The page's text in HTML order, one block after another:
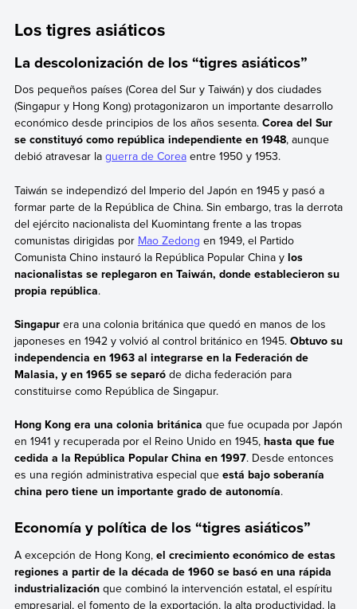
Los tigres asiáticos
La descolonización de los “tigres asiáticos”
Dos pequeños países (Corea del Sur y Taiwán) y dos ciudades
(Singapur y Hong Kong) protagonizaron un importante desarrollo
económico desde principios de los años sesenta. Corea del Sur
se constituyó como república independiente en 1948, aunque
debió atravesar la guerra de Coreaentre 1950 y 1953.
Taiwán se independizó del Imperio del Japón en 1945 y pasó a
formar parte de la República de China. Sin embargo, tras la derrota
del ejército nacionalista del Kuomintang frente a las tropas
comunistas dirigidas por Mao Zedong en 1949, el Partido
Comunista Chino instauró la República Popular China y los
nacionalistas se replegaron en Taiwán, donde establecieron su
propia república.
Singapurera una colonia británica que quedó en manos de los
japoneses en 1942 y volvió al control británico en 1945. Obtuvo su
independencia en 1963 al integrarse en la Federación de
Malasia, y en 1965 se separó de dicha federación para
constituirse como República de Singapur.
Hong Kong era una colonia británica que fue ocupada por Japón
en 1941 y recuperada por el Reino Unido en 1945, hasta que fue
cedida a la República Popular China en 1997. Desde entonces
es una región administrativa especial que está bajo soberanía
china pero tiene un importante grado de autonomía.
Economía y política de los “tigres asiáticos”
A excepción de Hong Kong,el crecimiento económico de estas
regiones a partir de la década de 1960 se basó en una rápida
industrializaciónque combinó la intervención estatal, el espíritu
empresarial, el fomento de la exportación, la alta productividad, la